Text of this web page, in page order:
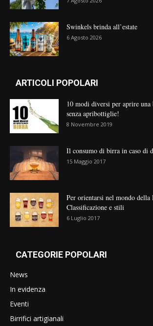
Swinkels brinda all’estate
6 Agosto 2026
ARTICOLI POPOLARI
10 modi diversi per aprire
senza apribottiglie!
8 Novembre 2019
Il consumo di birra in caso di
15 Maggio 2017
Per orientarsi nel mondo della
Classificazione e stili
6 Luglio 2017
CATEGORIE POPOLARI
News
In evidenza
Eventi
Birrifici artigianali